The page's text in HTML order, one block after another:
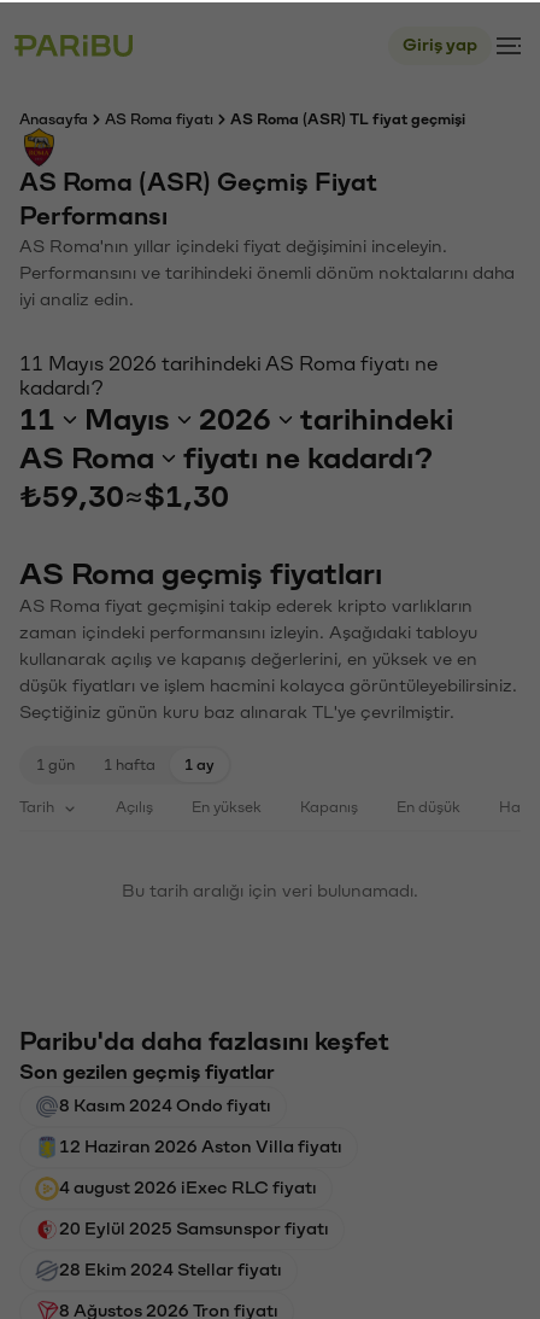
Giriş yap
Anasayfa AS Roma fiyatı AS Roma (ASR) TL fiyat geçmişi
AS Roma (ASR) Geçmiş Fiyat
Performansı
AS Roma'nın yıllar içindeki fiyat değişimini inceleyin.
Performansını ve tarihindeki önemli dönüm noktalarını daha
iyi analiz edin.
11 Mayıs 2026 tarihindeki AS Roma fiyatı ne
kadardı?
11 Mayıs 2026
tarihindeki
AS Roma
fiyatı ne kadardı?
₺59,30≈$1,30
AS Roma geçmiş fiyatları
AS Roma fiyat geçmişini takip ederek kripto varlıkların
zaman içindeki performansını izleyin. Aşağıdaki tabloyu
kullanarak açılış ve kapanış değerlerini, en yüksek ve en
düşük fiyatları ve işlem hacmini kolayca görüntüleyebilirsiniz.
Seçtiğiniz günün kuru baz alınarak TL'ye çevrilmiştir.
1 gün 1 hafta 1 ay
Tarih Açılış En yüksek Kapanış En düşük
Bu tarih aralığı için veri bulunamadı.
Paribu'da daha fazlasını keşfet
Son gezilen geçmiş fiyatlar
8 Kasım 2024 Ondo fiyatı
12 Haziran 2026 Aston Villa fiyatı
4 august 2026 iExec RLC fiyatı
20 Eylül 2025 Samsunspor fiyatı
28 Ekim 2024 Stellar fiyatı
8 Ağustos 2026 Tron fiyatı